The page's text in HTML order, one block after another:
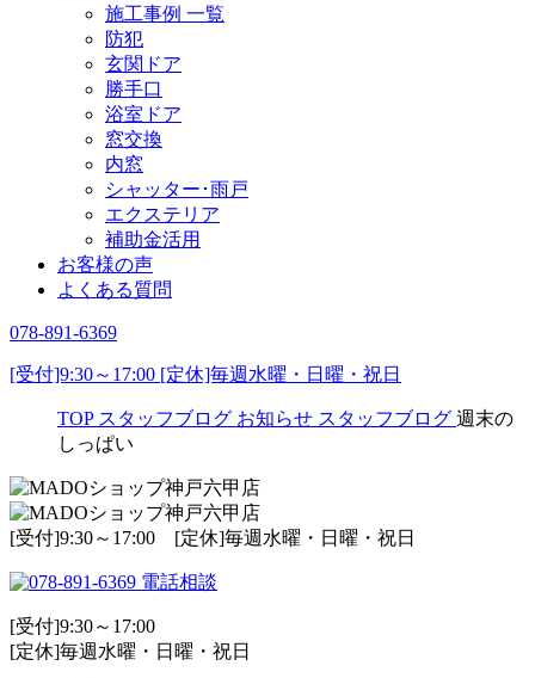
施工事例 一覧
防犯
玄関ドア
勝手口
浴室ドア
窓交換
内窓
シャッター･雨戸
エクステリア
補助金活用
お客様の声
よくある質問
078-891-6369
[受付]9:30～17:00 [定休]毎週水曜・日曜・祝日
TOP スタッフブログ お知らせ スタッフブログ 週末の
しっぱい
[受付]9:30～17:00 [定休]毎週水曜・日曜・祝日
電話相談
[受付]9:30～17:00
[定休]毎週水曜・日曜・祝日